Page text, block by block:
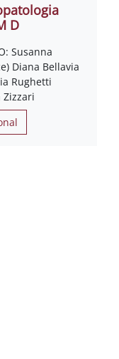
D
Susanna
Diana Bellavia
Rughetti
Zizzari